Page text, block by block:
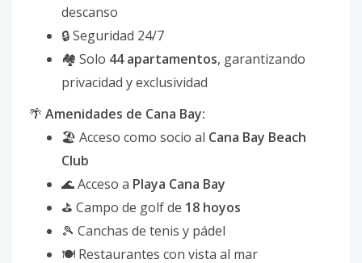
descanso
🔒 Seguridad 24/7
🏘 Solo 44 apartamentos, garantizando
privacidad y exclusividad
🌴 Amenidades de Cana Bay:
🏖 Acceso como socio al Cana Bay Beach
Club
🌊 Acceso a Playa Cana Bay
⛳ Campo de golf de 18 hoyos
🎾 Canchas de tenis y pádel
🍽 Restaurantes con vista al mar